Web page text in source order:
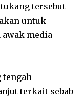
tersebut
untuk
awak media
tengah
terkait sebab